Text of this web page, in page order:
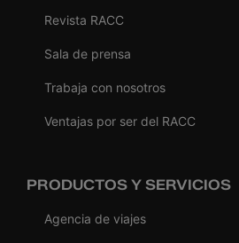
Revista RACC
Sala de prensa
Trabaja con nosotros
Ventajas por ser del RACC
PRODUCTOS Y SERVICIOS
Agencia de viajes